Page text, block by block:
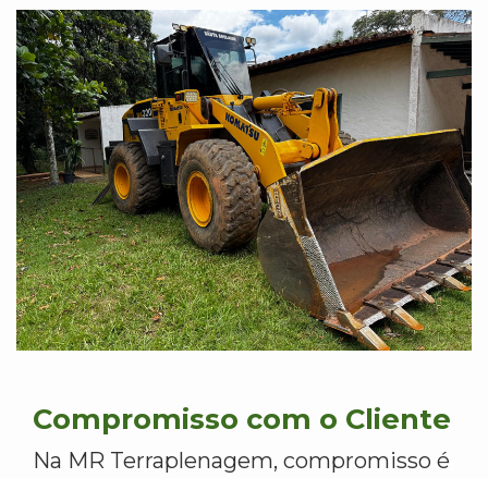
Compromisso com o Cliente
Na MR Terraplenagem, compromisso é